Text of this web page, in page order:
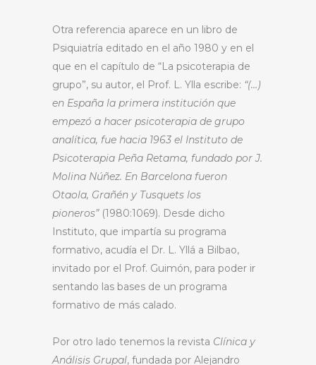
Otra referencia aparece en un libro de
Psiquiatría editado en el año 1980 y en el
que en el capítulo de “La psicoterapia de
grupo”, su autor, el Prof. L. Ylla escribe: “(…)
en España la primera institución que
empezó a hacer psicoterapia de grupo
analítica, fue hacia 1963 el Instituto de
Psicoterapia Peña Retama, fundado por J.
Molina Núñez. En Barcelona fueron
Otaola, Grañén y Tusquets los
pioneros”(1980:1069). Desde dicho
Instituto, que impartía su programa
formativo, acudía el Dr. L. Yllá a Bilbao,
invitado por el Prof. Guimón, para poder ir
sentando las bases de un programa
formativo de más calado.
Por otro lado tenemos la revista Clínica y
Análisis Grupal, fundada por Alejandro